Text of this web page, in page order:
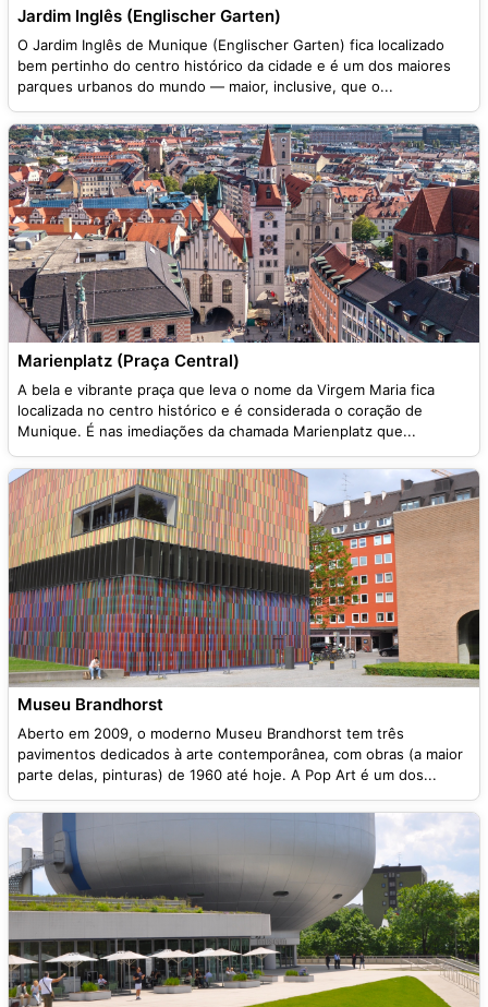
Jardim Inglês (Englischer Garten)
O Jardim Inglês de Munique (Englischer Garten) fica localizado
bem pertinho do centro histórico da cidade e é um dos maiores
parques urbanos do mundo — maior, inclusive, que o...
Marienplatz (Praça Central)
A bela e vibrante praça que leva o nome da Virgem Maria fica
localizada no centro histórico e é considerada o coração de
Munique. É nas imediações da chamada Marienplatz que...
Museu Brandhorst
Aberto em 2009, o moderno Museu Brandhorst tem três
pavimentos dedicados à arte contemporânea, com obras (a maior
parte delas, pinturas) de 1960 até hoje. A Pop Art é um dos...